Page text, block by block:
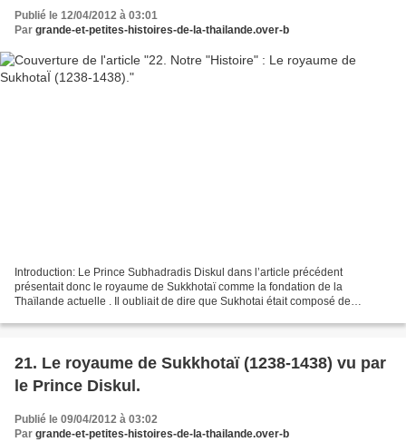
Publié le 12/04/2012 à 03:01
Par grande-et-petites-histoires-de-la-thailande.over-b
Introduction: Le Prince Subhadradis Diskul dans l’article précédent
présentait donc le royaume de Sukkhotaï comme la fondation de la
Thaïlande actuelle . Il oubliait de dire que Sukhotai était composé de
21. Le royaume de Sukkhotaï (1238-1438) vu par
le Prince Diskul.
Publié le 09/04/2012 à 03:02
Par grande-et-petites-histoires-de-la-thailande.over-b